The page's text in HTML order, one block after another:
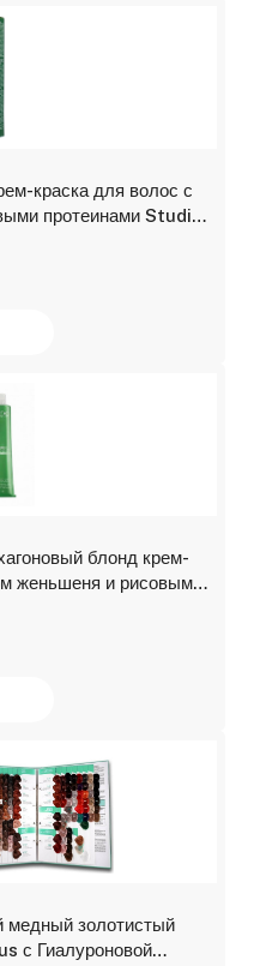
краска для волос с
протеинами Studio
блонд крем-
женьшеня и рисовыми
медный золотистый
с Гиалуроновой